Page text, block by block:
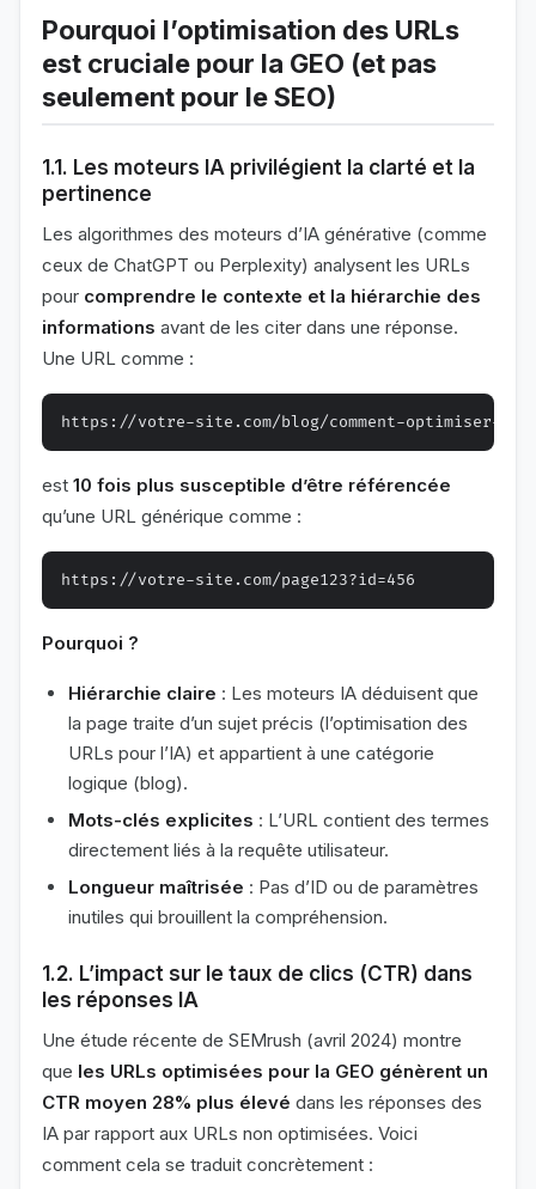
Pourquoi l’optimisation des URLs
est cruciale pour la GEO (et pas
seulement pour le SEO)
1.1. Les moteurs IA privilégient la clarté et la
pertinence
Les algorithmes des moteurs d’IA générative (comme
ceux de ChatGPT ou Perplexity) analysent les URLs
pour comprendre le contexte et la hiérarchie des
informations avant de les citer dans une réponse.
Une URL comme :
est 10 fois plus susceptible d’être référencée
qu’une URL générique comme :
Pourquoi ?
Hiérarchie claire : Les moteurs IA déduisent que
la page traite d’un sujet précis (l’optimisation des
URLs pour l’IA) et appartient à une catégorie
logique (blog).
Mots-clés explicites : L’URL contient des termes
directement liés à la requête utilisateur.
Longueur maîtrisée : Pas d’ID ou de paramètres
inutiles qui brouillent la compréhension.
1.2. L’impact sur le taux de clics (CTR) dans
les réponses IA
Une étude récente de SEMrush (avril 2024) montre
que les URLs optimisées pour la GEO génèrent un
CTR moyen 28% plus élevé dans les réponses des
IA par rapport aux URLs non optimisées. Voici
comment cela se traduit concrètement :